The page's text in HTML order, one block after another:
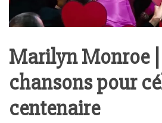
Marilyn Monroe |
chansons pour
centenaire